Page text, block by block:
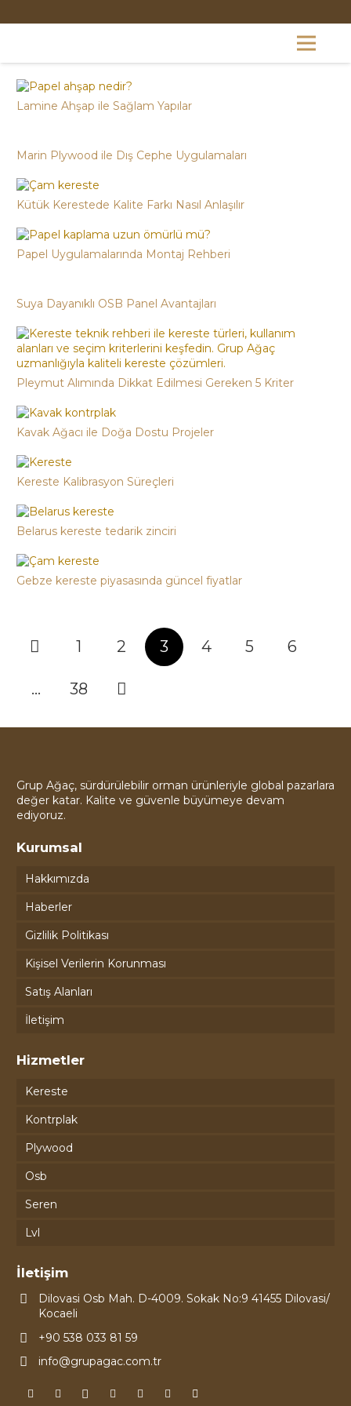
Lamine Ahşap ile Sağlam Yapılar
Marin Plywood ile Dış Cephe Uygulamaları
Kütük Kerestede Kalite Farkı Nasıl Anlaşılır
Papel Uygulamalarında Montaj Rehberi
Suya Dayanıklı OSB Panel Avantajları
Pleymut Alımında Dikkat Edilmesi Gereken 5 Kriter
Kavak Ağacı ile Doğa Dostu Projeler
Kereste Kalibrasyon Süreçleri
Belarus kereste tedarik zinciri
Gebze kereste piyasasında güncel fiyatlar
1 2 3 4 5 6
… 38
Grup Ağaç, sürdürülebilir orman ürünleriyle global pazarlara
değer katar. Kalite ve güvenle büyümeye devam
ediyoruz.
Kurumsal
Hakkımızda
Haberler
Gizlilik Politikası
Kişisel Verilerin Korunması
Satış Alanları
İletişim
Hizmetler
Kereste
Kontrplak
Plywood
Osb
Seren
Lvl
İletişim
Dilovasi Osb Mah. D-4009. Sokak No:9 41455 Dilovasi/
Kocaeli
+90 538 033 81 59
info@grupagac.com.tr